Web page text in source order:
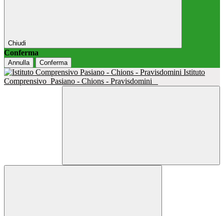
Chiudi
Conferma
Annulla Conferma
Istituto
Comprensivo Pasiano - Chions - Pravisdomini